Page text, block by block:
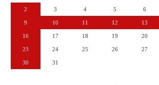
2 3 4 5 6
9 10 11 12 13
16 17 18 19 20
23 24 25 26 27
30 31